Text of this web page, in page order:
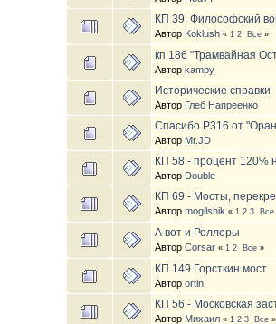
КП 39. Философский
Автор Koklush «1 2 Все »
кп 186 "Трамвайная
Авторkampy
Исторические справки
Автор Глеб Напреенко
Спасибо P316 от
Автор Mr.JD
КП 58 - процент 120%
Автор Double
КП 69 - Мосты,
Авторmogilshik «1 2 3 Все
А вот и Роллеры
АвторCorsar «1 2 Все »
КП 149 Горсткин мост
Авторortin
КП 56 - Московская
Автор Михаил «1 2 3 Все »